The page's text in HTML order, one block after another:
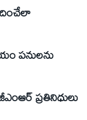
పనులను
ప్రతినిధులు